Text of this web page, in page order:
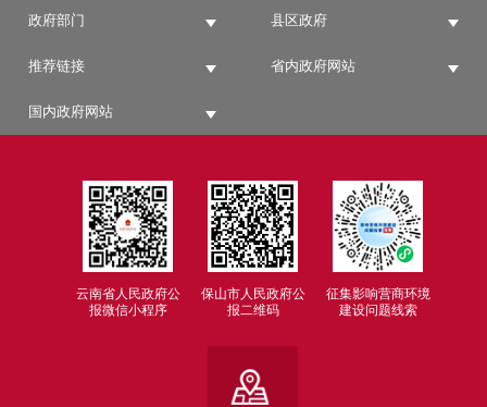
政府部门 县区政府
推荐链接 省内政府网站
国内政府网站
云南省人民政府公
报微信小程序
保山市人民政府公
报二维码
征集影响营商环境
建设问题线索